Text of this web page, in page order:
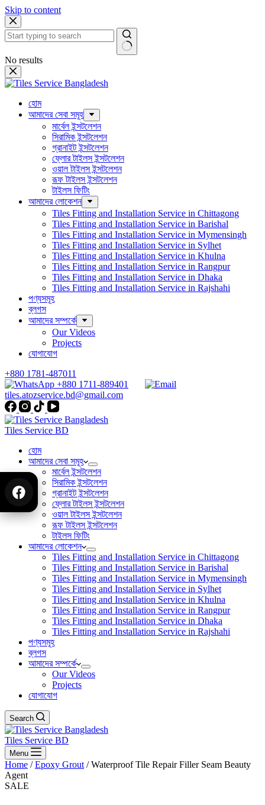
Skip to content
No results
হোম
আমাদের সেবা সমূহ
মার্বেল ইন্সটলেশন
সিরামিক ইন্সটলেশন
গ্রানাইট ইন্সটলেশন
ফ্লোর টাইলস ইন্সটলেশন
ওয়াল টাইলস ইন্সটলেশন
রূফ টাইলস ইন্সটলেশন
টাইলস ফিটিং
আমাদের লোকেশন
Tiles Fitting and Installation Service in Chittagong
Tiles Fitting and Installation Service in Barishal
Tiles Fitting and Installation Service in Mymensingh
Tiles Fitting and Installation Service in Sylhet
Tiles Fitting and Installation Service in Khulna
Tiles Fitting and Installation Service in Rangpur
Tiles Fitting and Installation Service in Dhaka
Tiles Fitting and Installation Service in Rajshahi
পণ্যসমূহ
ব্লগস
আমাদের সম্পর্কে
Our Videos
Projects
যোগাযোগ
+880 1781-487011
+880 1711-889401
tiles.atozservice.bd@gmail.com
Tiles Service BD
হোম
আমাদের সেবা সমূহ
মার্বেল ইন্সটলেশন
সিরামিক ইন্সটলেশন
গ্রানাইট ইন্সটলেশন
ফ্লোর টাইলস ইন্সটলেশন
ওয়াল টাইলস ইন্সটলেশন
রূফ টাইলস ইন্সটলেশন
টাইলস ফিটিং
আমাদের লোকেশন
Tiles Fitting and Installation Service in Chittagong
Tiles Fitting and Installation Service in Barishal
Tiles Fitting and Installation Service in Mymensingh
Tiles Fitting and Installation Service in Sylhet
Tiles Fitting and Installation Service in Khulna
Tiles Fitting and Installation Service in Rangpur
Tiles Fitting and Installation Service in Dhaka
Tiles Fitting and Installation Service in Rajshahi
পণ্যসমূহ
ব্লগস
আমাদের সম্পর্কে
Our Videos
Projects
যোগাযোগ
Search
Tiles Service BD
Menu
Home /Epoxy Grout / Waterproof Tile Repair Filler Seam Beauty
Agent
SALE